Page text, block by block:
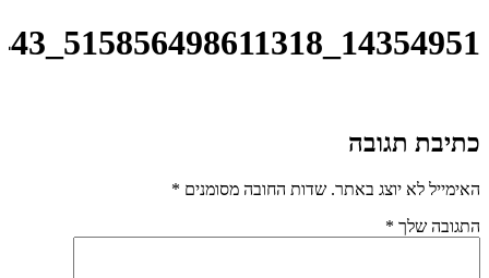
14354951_515856498611318_8239949258554140443_n
כתיבת תגובה
האימייל לא יוצג באתר. שדות החובה מסומנים *
התגובה שלך *